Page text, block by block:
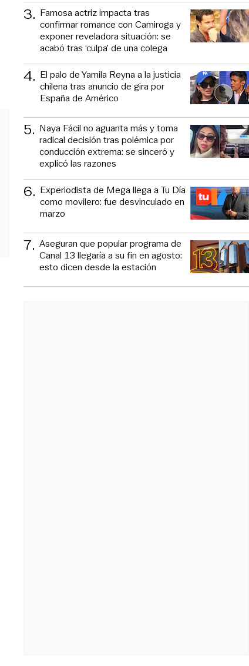
3. Famosa actriz impacta tras
confirmar romance con Camiroga y
exponer reveladora situación: se
acabó tras ‘culpa’ de una colega
4. El palo de Yamila Reyna a la justicia
chilena tras anuncio de gira por
España de Américo
5. Naya Fácil no aguanta más y toma
radical decisión tras polémica por
conducción extrema: se sinceró y
explicó las razones
6. Experiodista de Mega llega a Tu Día
como movilero: fue desvinculado en
marzo
7. Aseguran que popular programa de
Canal 13 llegaría a su fin en agosto:
esto dicen desde la estación